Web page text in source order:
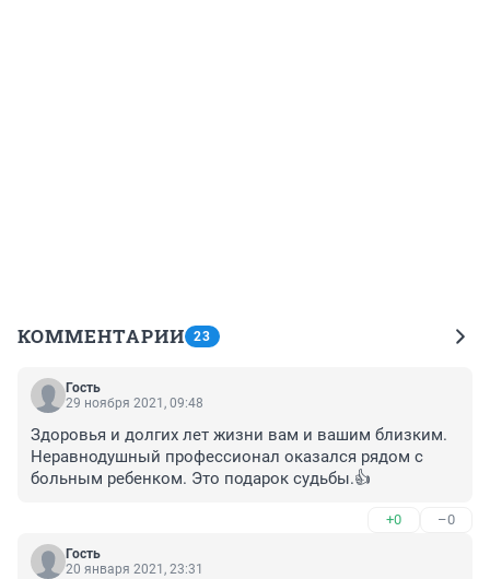
КОММЕНТАРИИ 23
Гость
29 ноября 2021, 09:48
Здоровья и долгих лет жизни вам и вашим близким.
Неравнодушный профессионал оказался рядом с
больным ребенком. Это подарок судьбы.👍
+0 –0
Гость
20 января 2021, 23:31